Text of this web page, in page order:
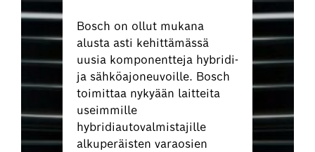
Bosch on ollut mukana
alusta asti kehittämässä
uusia komponentteja hybridi-
ja sähköajoneuvoille. Bosch
toimittaa nykyään laitteita
useimmille
hybridiautovalmistajille
alkuperäisten varaosien